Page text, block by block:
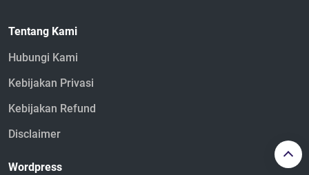
Tentang Kami
Hubungi Kami
Kebijakan Privasi
Kebijakan Refund
Disclaimer
Wordpress